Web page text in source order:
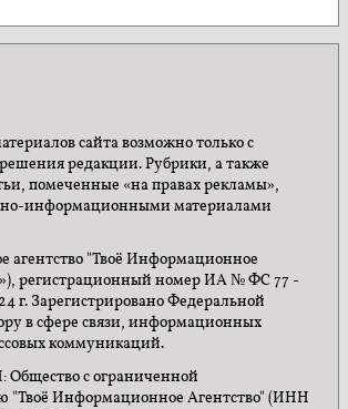
сайта возможно только с
редакции. Рубрики, а также
помеченные «на правах рекламы»,
информационными материалами
"Твоё Информационное
регистрационный номер ИА № ФС 77 -
г. Зарегистрировано Федеральной
в сфере связи, информационных
коммуникаций.
с ограниченной
"Твоё Информационное Агентство" (ИНН